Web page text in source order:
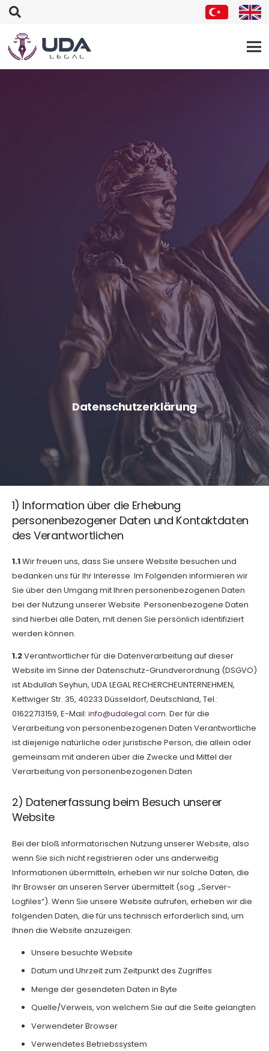
Datenschutzerklärung
1) Information über die Erhebung
personenbezogener Daten und Kontaktdaten
des Verantwortlichen
1.1Wir freuen uns, dass Sie unsere Website besuchen und
bedanken uns für Ihr Interesse. Im Folgenden informieren wir
Sie über den Umgang mit Ihren personenbezogenen Daten
bei der Nutzung unserer Website. Personenbezogene Daten
sind hierbei alle Daten, mit denen Sie persönlich identifiziert
werden können.
1.2Verantwortlicher für die Datenverarbeitung auf dieser
Website im Sinne der Datenschutz-Grundverordnung (DSGVO)
ist Abdullah Seyhun, UDA LEGAL RECHERCHEUNTERNEHMEN,
Kettwiger Str. 35, 40233 Düsseldorf, Deutschland, Tel.:
01622713159, E-Mail: info@udalegal.com. Der für die
Verarbeitung von personenbezogenen Daten Verantwortliche
ist diejenige natürliche oder juristische Person, die allein oder
gemeinsam mit anderen über die Zwecke und Mittel der
Verarbeitung von personenbezogenen Daten
2) Datenerfassung beim Besuch unserer
Website
Bei der bloß informatorischen Nutzung unserer Website, also
wenn Sie sich nicht registrieren oder uns anderweitig
Informationen übermitteln, erheben wir nur solche Daten, die
Ihr Browser an unseren Server übermittelt (sog. „Server-
Logfiles“). Wenn Sie unsere Website aufrufen, erheben wir die
folgenden Daten, die für uns technisch erforderlich sind, um
Ihnen die Website anzuzeigen:
Unsere besuchte Website
Datum und Uhrzeit zum Zeitpunkt des Zugriffes
Menge der gesendeten Daten in Byte
Quelle/Verweis, von welchem Sie auf die Seite gelangten
Verwendeter Browser
Verwendetes Betriebssystem